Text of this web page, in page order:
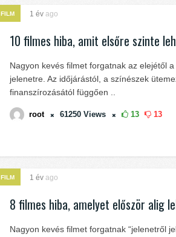
FILM 1 év ago
10 filmes hiba, amit elsőre szinte
Nagyon kevés filmet forgatnak az elejétől
jelenetre. Az időjárástól, a színészek
finanszírozásától függően ..
root 61250 Views 13 13
FILM 1 év ago
8 filmes hiba, amelyet először alig
Nagyon kevés filmet forgatnak “jelenetről